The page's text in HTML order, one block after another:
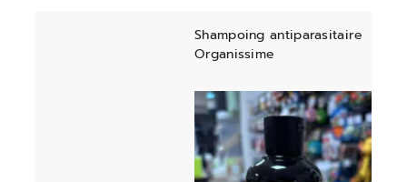
Shampoing antiparasitaire
Organissime